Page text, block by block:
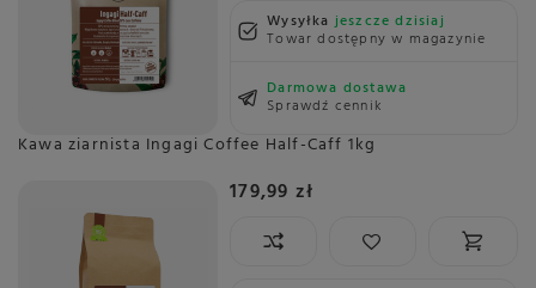
Wysyłkajeszcze dzisiaj
Towar dostępny w magazynie
Darmowa dostawa
Sprawdź cennik
Kawa ziarnista Ingagi Coffee Half-Caff 1kg
179,99 zł